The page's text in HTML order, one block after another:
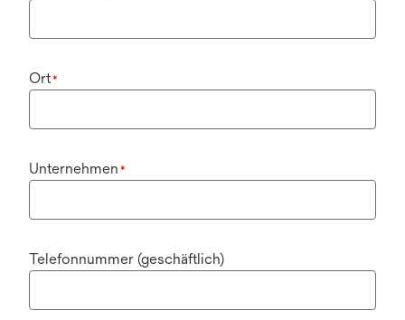
Ort*
Unternehmen *
Telefonnummer (geschäftlich)